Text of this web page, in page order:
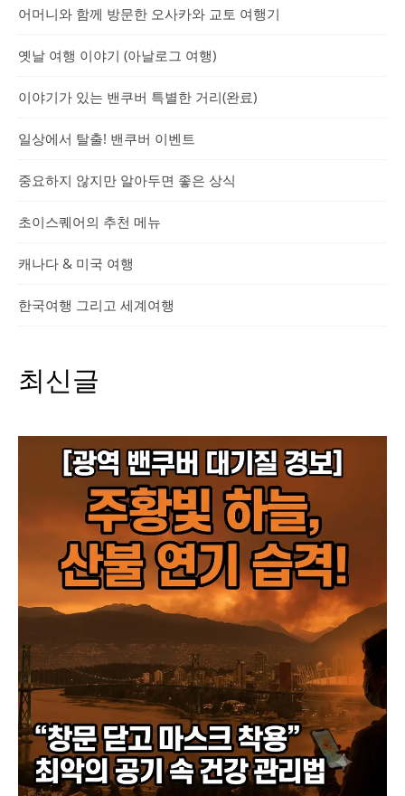
어머니와 함께 방문한 오사카와 교토 여행기
옛날 여행 이야기 (아날로그 여행)
이야기가 있는 밴쿠버 특별한 거리(완료)
일상에서 탈출! 밴쿠버 이벤트
중요하지 않지만 알아두면 좋은 상식
초이스퀘어의 추천 메뉴
캐나다 & 미국 여행
한국여행 그리고 세계여행
최신글